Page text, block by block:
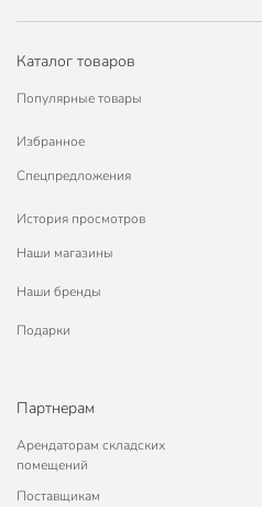
Каталог товаров
Популярные товары
Избранное
Спецпредложения
История просмотров
Наши магазины
Наши бренды
Подарки
Партнерам
Арендаторам складских
помещений
Поставщикам